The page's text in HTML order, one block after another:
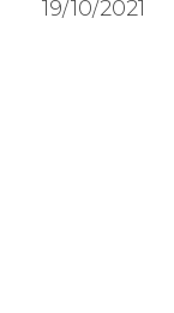
19/10/2021